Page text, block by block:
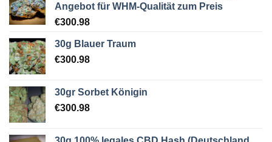
Angebot für WHM-Qualität zum Preis
€300.98
30g Blauer Traum
€300.98
30gr Sorbet Königin
€300.98